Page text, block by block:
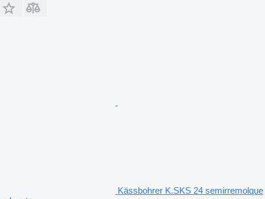
Kässbohrer K.SKS 24 semirremolque